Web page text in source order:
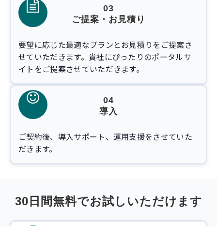
03
ご提案・お見積り
要望に応じた最適なプランとお見積りをご提案さ
せていただきます。貴社にぴったりのポータルサ
イトをご提案させていただきます。
04
導入
ご契約後、導入サポート、運用支援をさせていた
だきます。
30日間無料でお試しいただけます